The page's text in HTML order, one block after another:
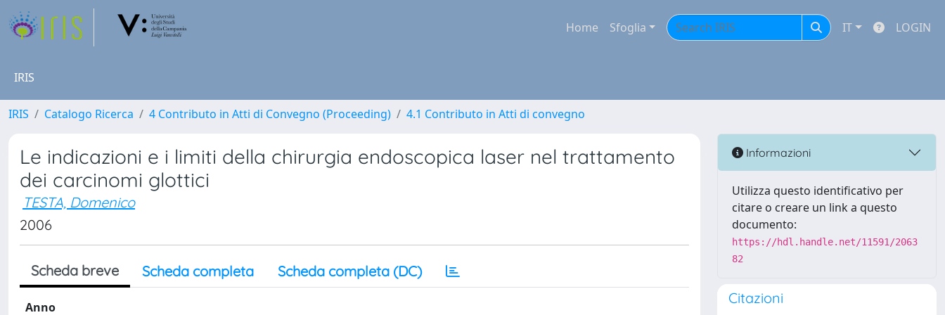
Home Sfoglia IT LOGIN
IRIS
IRIS Catalogo Ricerca 4 Contributo in Atti di Convegno (Proceeding) 4.1 Contributo in Atti di convegno
Le indicazioni e i limiti della chirurgia endoscopica laser nel trattamento
dei carcinomi glottici
TESTA, Domenico
2006
Scheda breve Scheda completa Scheda completa (DC)
Anno
Informazioni
Utilizza questo identificativo per
citare o creare un link a questo
documento:
https://hdl.handle.net/11591/2063
82
Citazioni